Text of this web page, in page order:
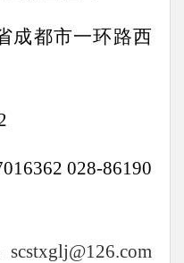
成都市一环路西
028-86190
scstxglj@126.com